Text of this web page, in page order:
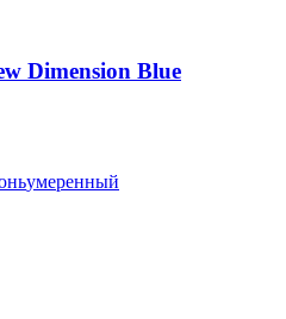
Dimension Blue
умеренный